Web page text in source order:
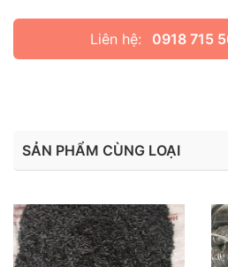
Liên hệ: 0918 715
SẢN PHẨM CÙNG LOẠI